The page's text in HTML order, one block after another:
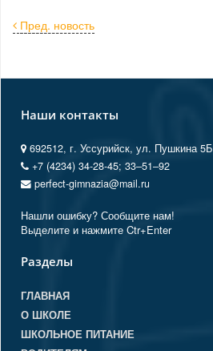
Пред. новость
Наши контакты
692512, г. Уссурийск, ул. Пушкина 5Б
+7 (4234) 34-28-45; 33‒51‒92
perfect-gimnazia@mail.ru
Нашли ошибку? Сообщите нам!
Выделите и нажмите Ctr+Enter
Разделы
ГЛАВНАЯ
О ШКОЛЕ
ШКОЛЬНОЕ ПИТАНИЕ